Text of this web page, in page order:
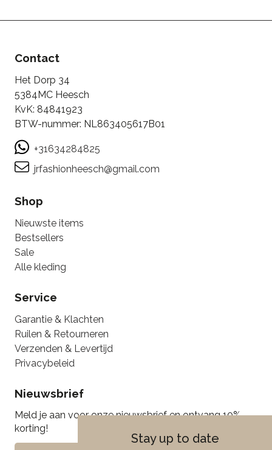
Stay up to date
Contact
Het Dorp 34
5384MC Heesch
KvK: 84841923
BTW-nummer: NL863405617B01
+31634284825
jrfashionheesch@gmail.com
Shop
Nieuwste items
Bestsellers
Sale
Alle kleding
Service
Garantie & Klachten
Ruilen & Retourneren
Verzenden & Levertijd
Privacybeleid
Nieuwsbrief
Meld je aan voor onze nieuwsbrief en ontvang 10%
korting!